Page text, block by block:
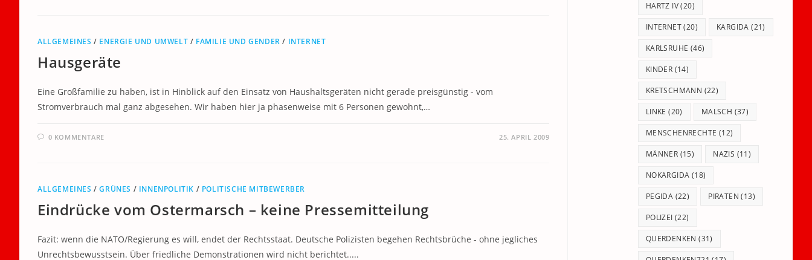
ALLGEMEINES / ENERGIE UND UMWELT / FAMILIE UND GENDER / INTERNET
Hausgeräte
Eine Großfamilie zu haben, ist in Hinblick auf den Einsatz von Haushaltsgeräten nicht gerade preisgünstig - vom
Stromverbrauch mal ganz abgesehen. Wir haben hier ja phasenweise mit 6 Personen gewohnt,…
0 KOMMENTARE 25. APRIL 2009
ALLGEMEINES /GRÜNES / INNENPOLITIK / POLITISCHE MITBEWERBER
Eindrücke vom Ostermarsch – keine Pressemitteilung
Fazit: wenn die NATO/Regierung es will, endet der Rechtsstaat. Deutsche Polizisten begehen Rechtsbrüche - ohne jegliches
Unrechtsbewusstsein. Über friedliche Demonstrationen wird nicht berichtet.....
HARTZ IV(20)
INTERNET(20) KARGIDA (21)
KARLSRUHE (46)
KINDER (14)
KRETSCHMANN (22)
LINKE (20) MALSCH (37)
MENSCHENRECHTE (12)
MÄNNER (15) NAZIS (11)
NOKARGIDA (18)
PEGIDA (22) PIRATEN (13)
POLIZEI (22)
QUERDENKEN (31)